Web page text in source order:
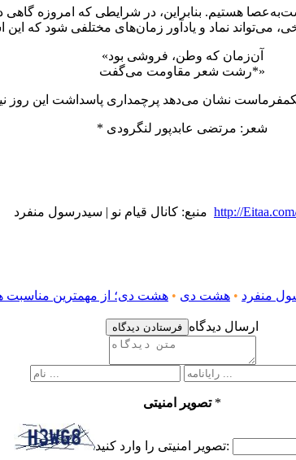
هستیم. بنابراین، در شرایطی که امروزه
«آن‌زمان که وطن، فروشی بود
رشت شعر مقاومت می‌گفت*»
* شعر: مرتضی عابدپور لنگرودی
http://
منفرد • هشت دی • هشت دی؛ از مهمترین مناسبت
فرستادن دیدگاه ارسال دیدگاه
تصویر امنیتی *
تصویر امنیتی را وارد کنید: